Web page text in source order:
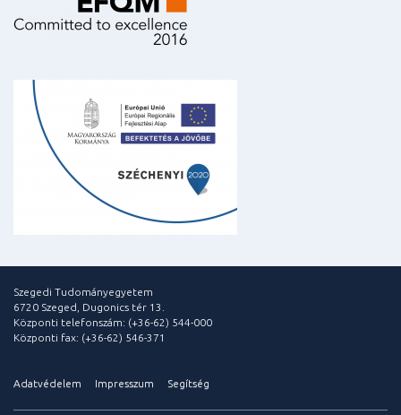
Szegedi Tudományegyetem
6720 Szeged, Dugonics tér 13.
Központi telefonszám: (+36-62) 544-000
Központi fax: (+36-62) 546-371
Adatvédelem Impresszum Segítség